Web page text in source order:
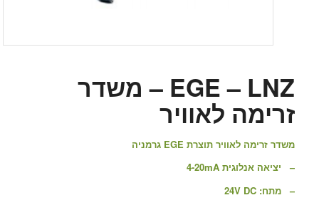
EGE – LNZ – משדר
זרימה לאוויר
משדר זרימה לאוויר תוצרת EGE גרמניה
– יציאה אנלוגית 4-20mA
– מתח: 24V DC